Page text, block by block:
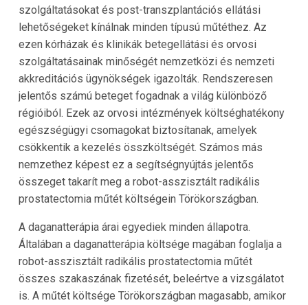
szolgáltatásokat és post-transzplantációs ellátási
lehetőségeket kínálnak minden típusú műtéthez. Az
ezen kórházak és klinikák betegellátási és orvosi
szolgáltatásainak minőségét nemzetközi és nemzeti
akkreditációs ügynökségek igazolták. Rendszeresen
jelentős számú beteget fogadnak a világ különböző
régióiból. Ezek az orvosi intézmények költséghatékony
egészségügyi csomagokat biztosítanak, amelyek
csökkentik a kezelés összköltségét. Számos más
nemzethez képest ez a segítségnyújtás jelentős
összeget takarít meg a robot-asszisztált radikális
prostatectomia műtét költségein Törökországban.
A daganatterápia árai egyediek minden állapotra.
Általában a daganatterápia költsége magában foglalja a
robot-asszisztált radikális prostatectomia műtét
összes szakaszának fizetését, beleértve a vizsgálatot
is. A műtét költsége Törökországban magasabb, amikor